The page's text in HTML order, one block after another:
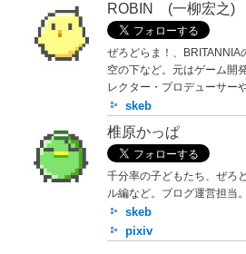
ROBIN (一柳宏之)
ぜろどらま！、
空の下など。元はゲーム開
レクター・プロデューサー
skeb
椎原かっぱ
千分率の子どもたち、ぜろ
ル編など。ブログ運営担当。
skeb
pixiv